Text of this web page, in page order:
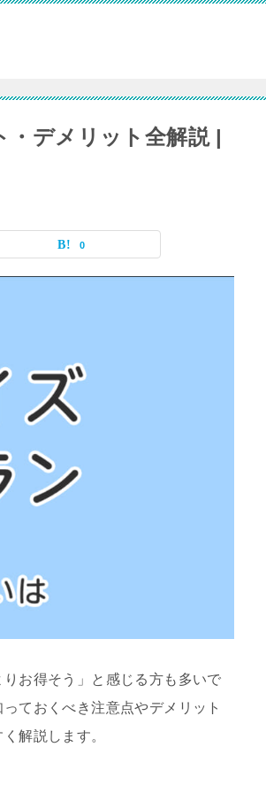
・デメリット全解説 |
0
お得そう」と感じる方も多いで
ておくべき注意点やデメリット
解説します。